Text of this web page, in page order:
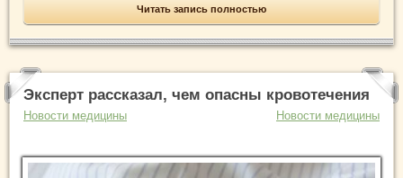
Читать запись полностью
Эксперт рассказал, чем опасны кровотечения
Новости медицины Новости медицины